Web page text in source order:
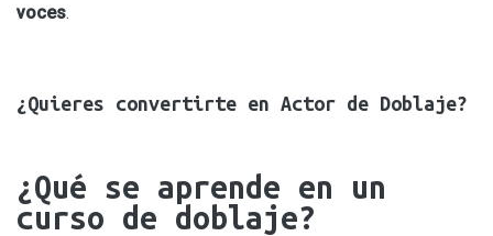
voces.
¿Quieres convertirte en Actor de Doblaje?
¿Qué se aprende en un
curso de doblaje?